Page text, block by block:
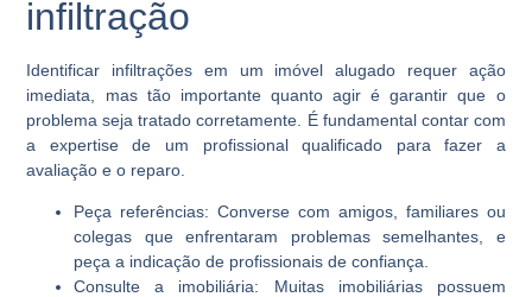
infiltração
Identificar infiltrações em um imóvel alugado requer ação
imediata, mas tão importante quanto agir é garantir que o
problema seja tratado corretamente. É fundamental contar com
a expertise de um profissional qualificado para fazer a
avaliação e o reparo.
Peça referências: Converse com amigos, familiares ou
colegas que enfrentaram problemas semelhantes, e
peça a indicação de profissionais de confiança.
Consulte a imobiliária: Muitas imobiliárias possuem